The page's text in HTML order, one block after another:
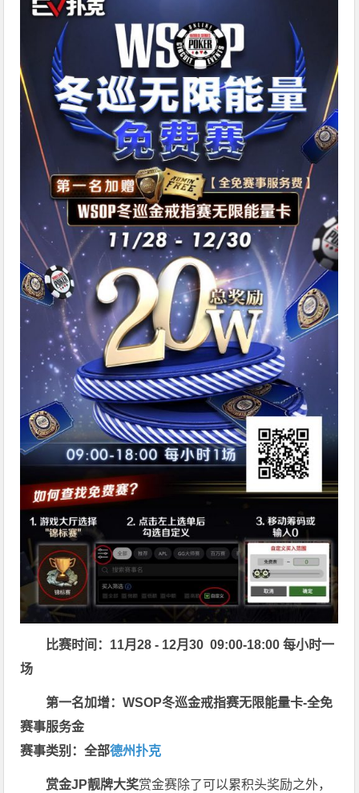
比赛时间：11月28 - 12月30 09:00-18:00 每小时一
场
第一名加增：WSOP冬巡金戒指赛无限能量卡-全免
赛事服务金
赛事类别：全部德州扑克
赏金JP靓牌大奖赏金赛除了可以累积头奖励之外，